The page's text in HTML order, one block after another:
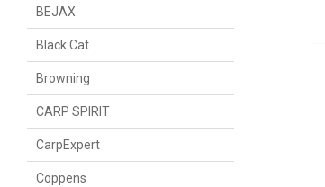
BEJAX
Black Cat
Browning
CARP SPIRIT
CarpExpert
Coppens